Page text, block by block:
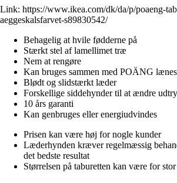
Link: https://www.ikea.com/dk/da/p/poaeng-
aeggeskalsfarvet-s89830542/
Behagelig at hvile fødderne på
Stærkt stel af lamellimet træ
Nem at rengøre
Kan bruges sammen med POÄNG
Blødt og slidstærkt læder
Forskellige siddehynder til at ændre
10 års garanti
Kan genbruges eller energiudvindes
Prisen kan være høj for nogle kunder
Læderhynden kræver regelmæssig
det bedste resultat
Størrelsen på taburetten kan være for